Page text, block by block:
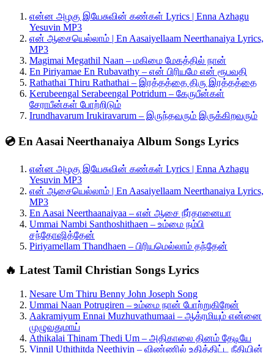
என்ன அழகு இயேசுவின் கண்கள் Lyrics | Enna Azhagu
Yesuvin MP3
என் ஆசையெல்லாம் | En Aasaiyellaam Neerthanaiya Lyrics,
MP3
Magimai Megathil Naan – மகிமை மேகத்தில் நான்
En Piriyamae En Rubavathy – என் பிரியமே என் ரூபவதி
Rathathai Thiru Rathathai – இரத்தத்தை திரு இரத்தத்தை
Kerubeengal Serabeengal Potridum – கேருபீன்கள்
சேராபீன்கள் போற்றிடும்
Irundhavarum Irukiravarum – இருந்தவரும் இருக்கிறவரும்
💿 En Aasai Neerthanaiya Album Songs Lyrics
என்ன அழகு இயேசுவின் கண்கள் Lyrics | Enna Azhagu
Yesuvin MP3
என் ஆசையெல்லாம் | En Aasaiyellaam Neerthanaiya Lyrics,
MP3
En Aasai Neerthaanaiyaa – என் ஆசை நீர்தானையா
Ummai Nambi Santhoshithaen – உம்மை நம்பி
சந்தோஷித்தேன்
Piriyamellam Thandhaen – பிரியமெல்லாம் தந்தேன்
🔥 Latest Tamil Christian Songs Lyrics
Nesare Um Thiru Benny John Joseph Song
Ummai Naan Potrugiren – உம்மை நான் போற்றுகிறேன்
Aakramiyum Ennai Muzhuvathumaai – ஆக்ரமியும் என்னை
முழுவதுமாய்
Athikalai Thinam Thedi Um – அதிகாலை தினம் தேடியே
Vinnil Uthithitda Neethiyin – விண்ணில் உதித்திட்ட நீதியின்